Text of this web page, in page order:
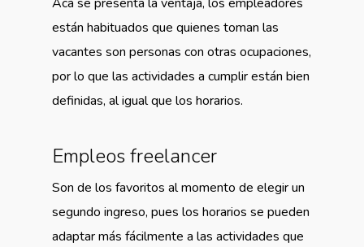
están habituados que quienes toman las
vacantes son personas con otras ocupaciones,
por lo que las actividades a cumplir están bien
definidas, al igual que los horarios.
Empleos freelancer
Son de los favoritos al momento de elegir un
segundo ingreso, pues los horarios se pueden
adaptar más fácilmente a las actividades que